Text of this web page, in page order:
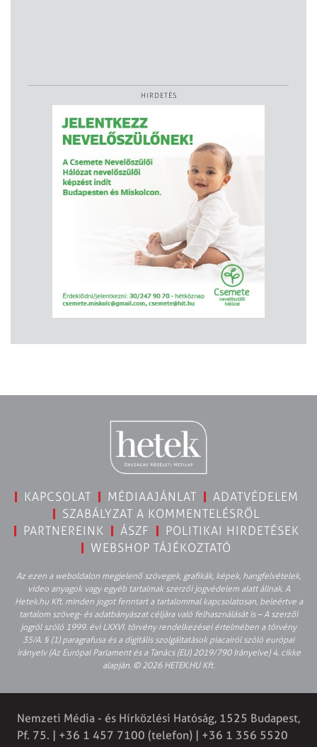
HIRDETÉS
KAPCSOLAT MÉDIAAJÁNLAT
ADATVÉDELEM
SZABÁLYZAT A KOMMENTELÉSRŐL
PARTNEREINK
ÁSZF
POLITIKAI HIRDETÉSEK
WEBSHOP TÁJÉKOZTATÓ
Az ezen a weboldalon megjelenő szövegek, grafikák, képek, hangfelvételek,
video anyagok vagy egyéb tartalmak szerzői jogvédelem alatt állnak. A
Hetek.hu Kft. minden jogot fenntart a tartalommal kapcsolatosan, beleértve a
tartalom szöveg- és adatbányászat céljára való felhasználását is – A szerzői
jogról szóló 1999. évi LXXVI. törvény rendelkezései értelmében a törvény
35/A. § (1) paragrafusa és a digitális szolgáltatások piacairól szóló európai
irányelv (Az Európai Parlament és a Tanács (EU) 2019/790 Irányelve) 4. cikke
alapján. © 2026 HETEK.HU Kft.
Nemzeti Média - és Hírközlési Hatóság, 1525 Budapest,
Pf. 75. | +36 1 457 7100 (telefon) | +36 1 356 5520